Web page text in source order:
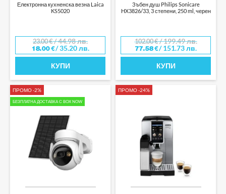
Електронна кухненска везна Laica
KS5020
23.00€/ 44.98 лв.
18.00€/ 35.20 лв.
КУПИ
Зъбен душ Philips Sonicare
HX3826/33, 3 степени, 250 ml, черен
102.00€/ 199.49 лв.
77.58€/ 151.73 лв.
КУПИ
ПРОМО -2%
БЕЗПЛАТНА ДОСТАВКА С BOX NOW
ПРОМО -24%